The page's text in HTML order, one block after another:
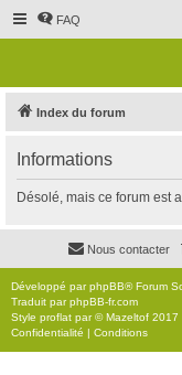
FAQ
Index du forum
Informations
Désolé, mais ce forum est
Nous contacter
Développé parphpBB® Forum
Traduit parphpBB-fr.com
Style proflat par ©Mazeltof 2017
Confidentialité | Conditions